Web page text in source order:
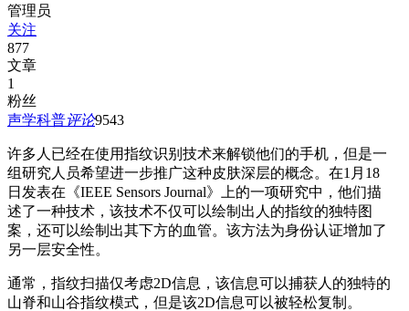
管理员
关注
877
文章
1
粉丝
声学科普评论9543
许多人已经在使用指纹识别技术来解锁他们的手机，但是一
组研究人员希望进一步推广这种皮肤深层的概念。在1月18
日发表在《IEEE Sensors Journal》上的一项研究中，他们描
述了一种技术，该技术不仅可以绘制出人的指纹的独特图
案，还可以绘制出其下方的血管。该方法为身份认证增加了
另一层安全性。
通常，指纹扫描仅考虑2D信息，该信息可以捕获人的独特的
山脊和山谷指纹模式，但是该2D信息可以被轻松复制。